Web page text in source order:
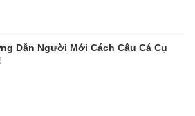
Dẫn Người Mới Cách Câu Cá Cụ